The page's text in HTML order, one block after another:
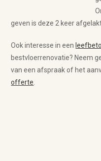
geven is deze 2 keer
Ook interesse in een
bestvloerrenovatie? Neem
van een afspraak of het
offerte